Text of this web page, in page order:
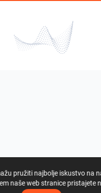
pružiti najbolje iskustvo na
naše web stranice pristajete